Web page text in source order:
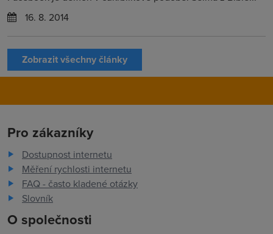
16. 8. 2014
Zobrazit všechny články
Pro zákazníky
Dostupnost internetu
Měření rychlosti internetu
FAQ - často kladené otázky
Slovník
O společnosti